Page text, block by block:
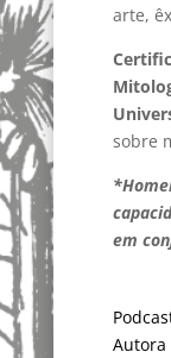
arte,
sobre
em
Autora